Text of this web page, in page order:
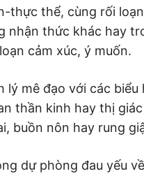
thực thể, cùng rối
nhận thức khác hay
cảm xúc, ý muốn.
lý mê đạo với các biểu
thần kinh hay thị
buồn nôn hay rung
dự phòng đau yếu